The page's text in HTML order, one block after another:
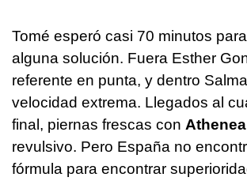
Tomé esperó casi 70 minutos
alguna solución. Fuera Esther
referente en punta, y dentro
velocidad extrema. Llegados al
final, piernas frescas con Athenea
revulsivo. Pero España no
fórmula para encontrar